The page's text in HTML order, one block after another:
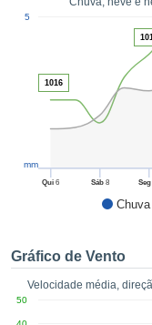
sem
custo.
a
o
no
como
CONFIGURAÇÕES
Chuva
Qui 6 Sáb8 Seg
5
mm
1016
Gráfico de Vento
Velocidade média,
50